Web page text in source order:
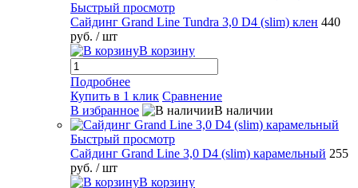
Быстрый просмотр
Сайдинг Grand Line Tundra 3,0 D4 (slim) клен 440
руб. / шт
В корзину
Подробнее
Купить в 1 клик Сравнение
В избранное
В наличии
Быстрый просмотр
Сайдинг Grand Line 3,0 D4 (slim) карамельный 255
руб. / шт
В корзину